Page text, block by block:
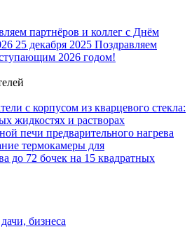
партнёров и коллег с Днём
25 декабря 2025 Поздравляем
2026 годом!
с корпусом из кварцевого стекла:
жидкостях и растворах
печи предварительного нагрева
термокамеры для
до 72 бочек на 15 квадратных
бизнеса